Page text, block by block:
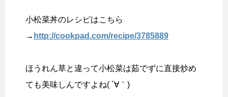
小松菜丼のレシピはこちら
→ http://cookpad.com/recipe/3785889
ほうれん草と違って小松菜は茹でずに直接炒め
ても美味しんですよね( ´∀｀)